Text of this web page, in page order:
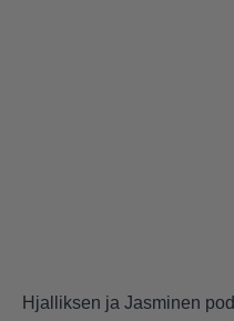
Hjalliksen ja Jasminen